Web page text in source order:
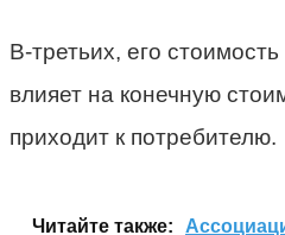
В-третьих, его
влияет на конечную
приходит к потребителю.
Читайте также: